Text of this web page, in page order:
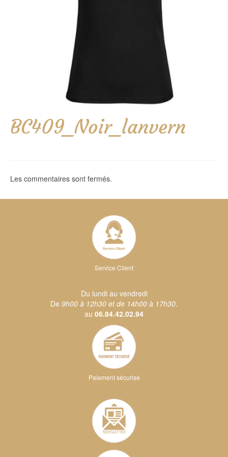
BC409_Noir_lanvern
Les commentaires sont fermés.
Service Client
Du lundi au vendredi
De 9h00 à 12h30 et de 14h00 à 17h30.
au 06.84.42.02.94
Paiement sécurisé